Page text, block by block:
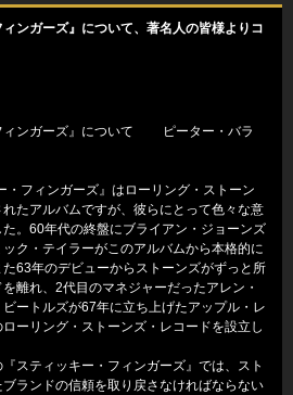
ンガーズ』について、著名人の皆様よりコ
ィンガーズ』について ピーター・バラ
・フィンガーズ』はローリング・ストーン
たアルバムですが、彼らにとって色々な意
。60年代の終盤にブライアン・ジョーンズ
ク・テイラーがこのアルバムから本格的に
63年のデビューからストーンズがずっと所
離れ、2代目のマネジャーだったアレン・
ートルズが67年に立ち上げたアップル・レ
ーリング・ストーンズ・レコードを設立し
スティッキー・フィンガーズ』では、スト
ランドの信頼を取り戻さなければならない